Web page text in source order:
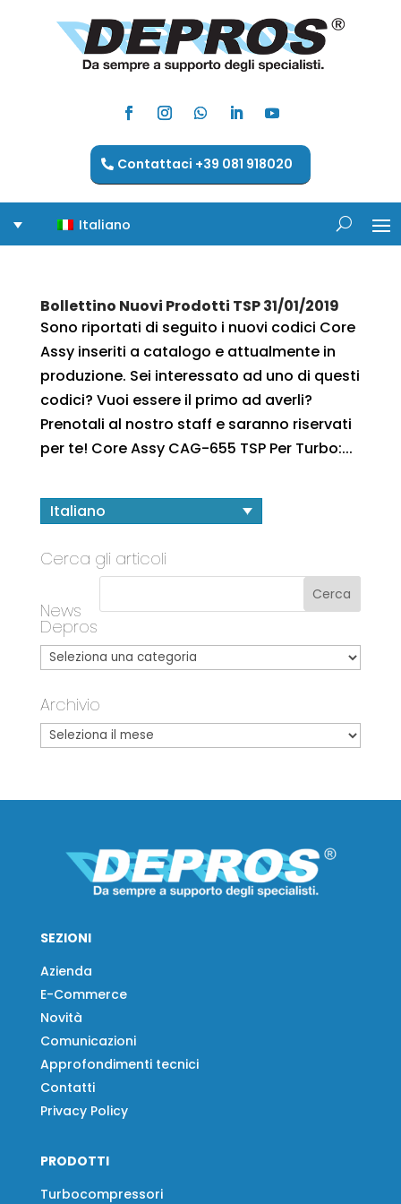
Contattaci +39 081 918020
Italiano
Bollettino Nuovi Prodotti TSP 31/01/2019
Sono riportati di seguito i nuovi codici Core
Assy inseriti a catalogo e attualmente in
produzione. Sei interessato ad uno di questi
codici? Vuoi essere il primo ad averli?
Prenotali al nostro staff e saranno riservati
per te! Core Assy CAG-655 TSP Per Turbo:...
Italiano
Cerca gli articoli
News
Depros
Archivio
SEZIONI
Azienda
E-Commerce
Novità
Comunicazioni
Approfondimenti tecnici
Contatti
Privacy Policy
PRODOTTI
Turbocompressori